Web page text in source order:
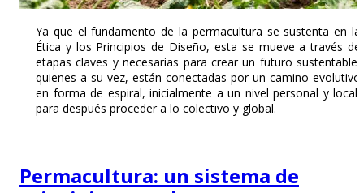
Ya que el fundamento de la permacultura se sustenta en la
Ética y los Principios de Diseño, esta se mueve a través de
etapas claves y necesarias para crear un futuro sustentable,
quienes a su vez, están conectadas por un camino evolutivo
en forma de espiral, inicialmente a un nivel personal y local,
para después proceder a lo colectivo y global.
Permacultura: un sistema de